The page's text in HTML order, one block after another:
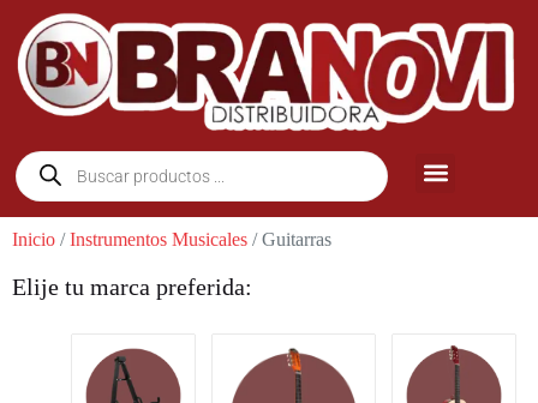
Inicio /Instrumentos Musicales / Guitarras
Elije tu marca preferida: